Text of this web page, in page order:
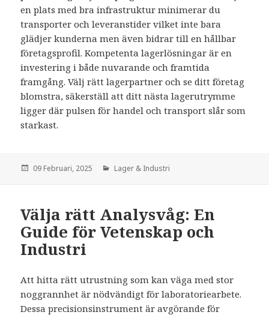
en plats med bra infrastruktur minimerar du
transporter och leveranstider vilket inte bara
glädjer kunderna men även bidrar till en hållbar
företagsprofil. Kompetenta lagerlösningar är en
investering i både nuvarande och framtida
framgång. Välj rätt lagerpartner och se ditt företag
blomstra, säkerställ att ditt nästa lagerutrymme
ligger där pulsen för handel och transport slår som
starkast.
den
09 Februari, 2025 Kategorier:
Lager & Industri
Välja rätt Analysvåg: En
Guide för Vetenskap och
Industri
Att hitta rätt utrustning som kan väga med stor
noggrannhet är nödvändigt för laboratoriearbete.
Dessa precisionsinstrument är avgörande för